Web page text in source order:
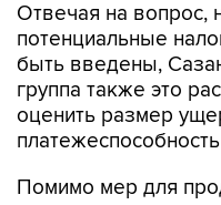
Отвечая на вопрос,
потенциальные
быть введены,
группа также это
оценить размер
Помимо мер для